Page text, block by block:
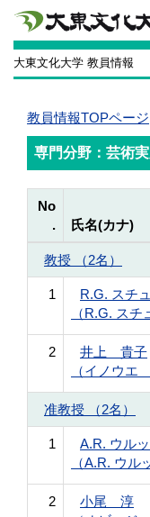
大東文化大学 教員情報
教員情報TOPページ
専門分野：芸術
No
.
氏名(カナ)
教授 （2名）
1
R.G. スチ
（R.G. スチ
2
井上 貴子
（イノウエ
准教授 （2名）
1
A.R. ウル
（A.R. ウル
2
小尾 淳